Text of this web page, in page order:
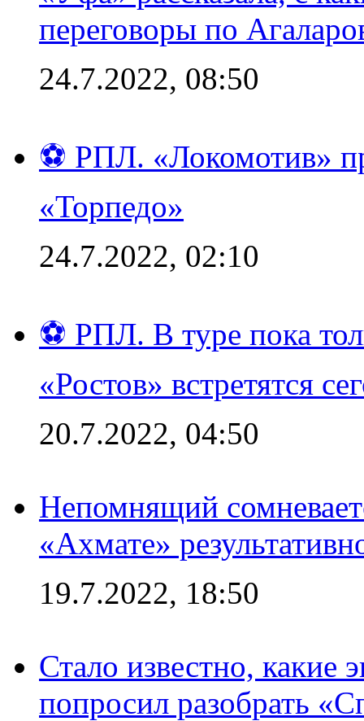
переговоры по
24.7.2022, 08:50
⚽ РПЛ. «Локомотив»
«Торпедо»
24.7.2022, 02:10
⚽ РПЛ. В туре пока
«Ростов» встретятся
20.7.2022, 04:50
Непомнящий
«Ахмате»
19.7.2022, 18:50
Стало известно, какие
попросил разобрать